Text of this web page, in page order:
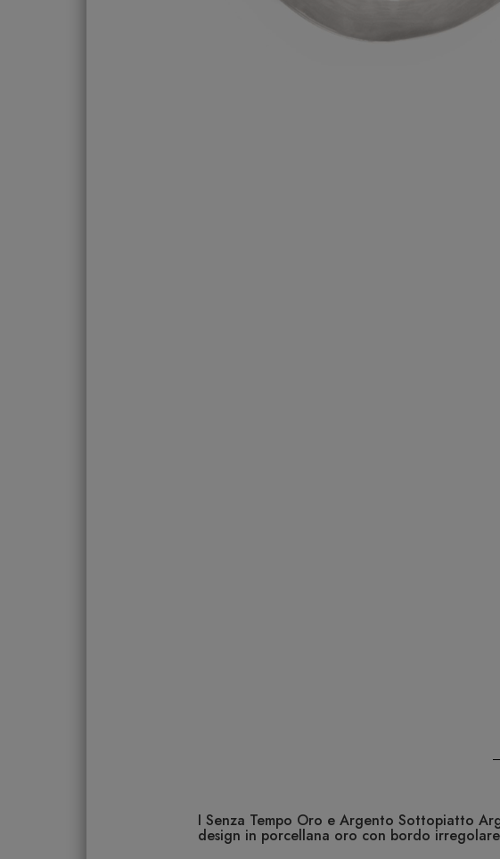
I Senza Tempo Oro e Argento Sottopiatto
design in porcellana oro con bordo irregolare